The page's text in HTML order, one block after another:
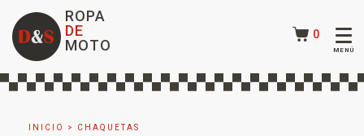
ROPA
DE
MOTO
0
INICIO > CHAQUETAS